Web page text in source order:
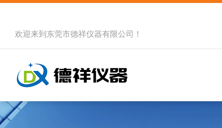
欢迎来到 东莞市德祥仪器有限公司 ！